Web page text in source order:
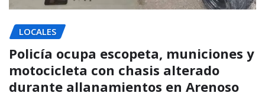
LOCALES
Policía ocupa escopeta, municiones y
motocicleta con chasis alterado
durante allanamientos en Arenoso